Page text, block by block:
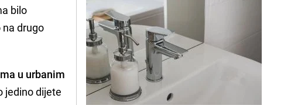
bilo
drugo
u urbanim
jedino dijete